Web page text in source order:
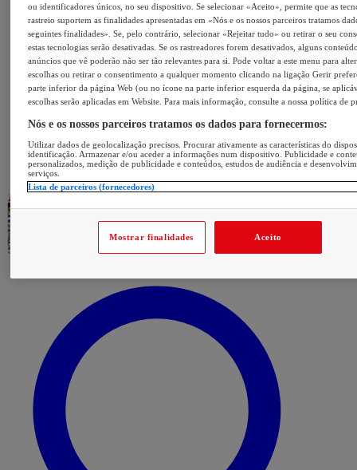
ou identificadores únicos, no seu dispositivo. Se selecionar «Aceito», permite que as
rastreio suportem as finalidades apresentadas em «Nós e os nossos parceiros tratamos
seguintes finalidades». Se, pelo contrário, selecionar «Rejeitar tudo» ou retirar o seu
estas tecnologias serão desativadas. Se os rastreadores forem desativados, alguns
anúncios que vê poderão não ser tão relevantes para si. Pode voltar a este menu para
escolhas ou retirar o consentimento a qualquer momento clicando na ligação Gerir
parte inferior da página Web (ou no ícone na parte inferior esquerda da página, se
escolhas serão aplicadas em Website. Para mais informação, consulte a nossa política de
Nós e os nossos parceiros tratamos os dados para fornecermos:
Utilizar dados de geolocalização precisos. Procurar ativamente as características do
identificação. Armazenar e/ou aceder a informações num dispositivo. Publicidade e
personalizados, medição de publicidade e conteúdos, estudos de audiência e
serviços.
Lista de parceiros (fornecedores)
Mostrar finalidades Aceito